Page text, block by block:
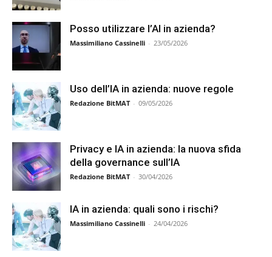
Posso utilizzare l’AI in azienda?
Massimiliano Cassinelli - 23/05/2026
Uso dell’IA in azienda: nuove regole
Redazione BitMAT - 09/05/2026
Privacy e IA in azienda: la nuova sfida
della governance sull’IA
Redazione BitMAT - 30/04/2026
IA in azienda: quali sono i rischi?
Massimiliano Cassinelli - 24/04/2026